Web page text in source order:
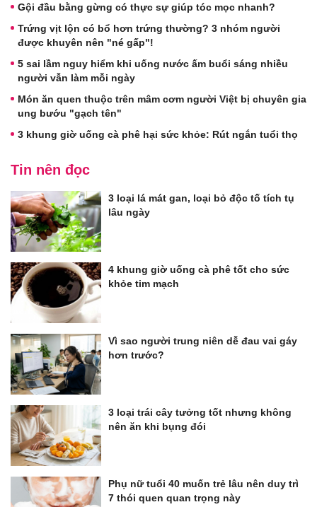
Gội đầu bằng gừng có thực sự giúp tóc mọc nhanh?
Trứng vịt lộn có bổ hơn trứng thường? 3 nhóm người
được khuyên nên "né gấp"!
5 sai lầm nguy hiểm khi uống nước ấm buổi sáng nhiều
người vẫn làm mỗi ngày
Món ăn quen thuộc trên mâm cơm người Việt bị chuyên gia
ung bướu "gạch tên"
3 khung giờ uống cà phê hại sức khỏe: Rút ngắn tuổi thọ
Tin nên đọc
3 loại lá mát gan, loại bỏ độc tố tích tụ
lâu ngày
4 khung giờ uống cà phê tốt cho sức
khỏe tim mạch
Vì sao người trung niên dễ đau vai gáy
hơn trước?
3 loại trái cây tưởng tốt nhưng không
nên ăn khi bụng đói
Phụ nữ tuổi 40 muốn trẻ lâu nên duy trì
7 thói quen quan trọng này